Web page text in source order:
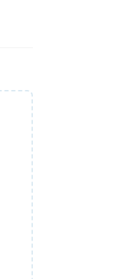
Степановна
язык
Степановной у
довольна, что